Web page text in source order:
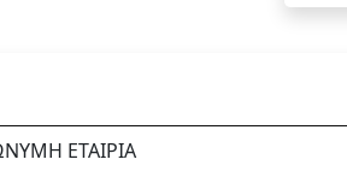
ΕΤΑΙΡΙΑ